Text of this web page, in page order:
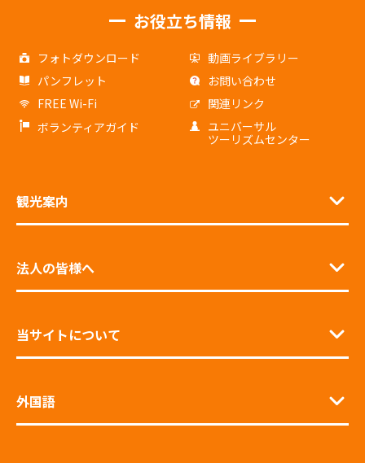
お役立ち情報
フォトダウンロード
動画ライブラリー
パンフレット
お問い合わせ
FREE Wi-Fi
関連リンク
ボランティアガイド
ユニバーサル
ツーリズムセンター
観光案内
法人の皆様へ
当サイトについて
外国語